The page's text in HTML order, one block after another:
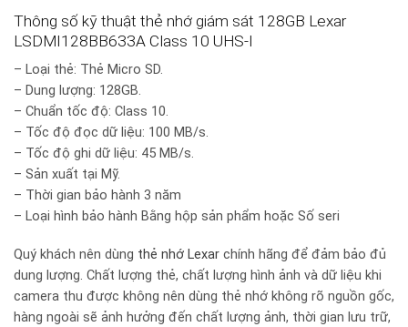
Thông số kỹ thuật thẻ nhớ giám sát 128GB Lexar
LSDMI128BB633A Class 10 UHS-I
– Loại thẻ: Thẻ Micro SD.
– Dung lượng: 128GB.
– Chuẩn tốc độ: Class 10.
– Tốc độ đọc dữ liệu: 100 MB/s.
– Tốc độ ghi dữ liệu: 45 MB/s.
– Sản xuất tại Mỹ.
– Thời gian bảo hành 3 năm
– Loại hình bảo hành Bằng hộp sản phẩm hoặc Số seri
Quý khách nên dùng thẻ nhớ Lexar chính hãng để đảm bảo đủ
dung lượng. Chất lượng thẻ, chất lượng hình ảnh và dữ liệu khi
camera thu được không nên dùng thẻ nhớ không rõ nguồn gốc,
hàng ngoài sẽ ảnh hưởng đến chất lượng ảnh, thời gian lưu trữ,